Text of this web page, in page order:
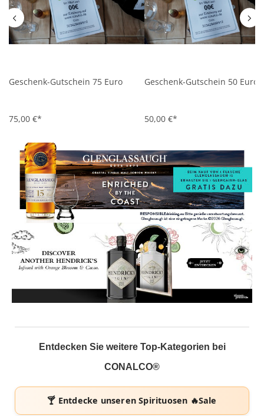
Geschenk-Gutschein 75 Euro
75,00 €*
Geschenk-Gutschein 50 Euro
50,00 €*
Entdecken Sie weitere Top-Kategorien bei
CONALCO®
🍸 Entdecke unserenSpirituosen 🔥Sale